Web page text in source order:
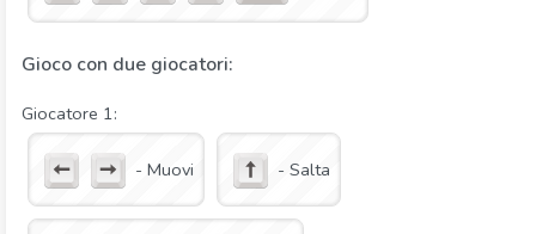
Gioco con due giocatori:
Giocatore 1:
- Muovi - Salta